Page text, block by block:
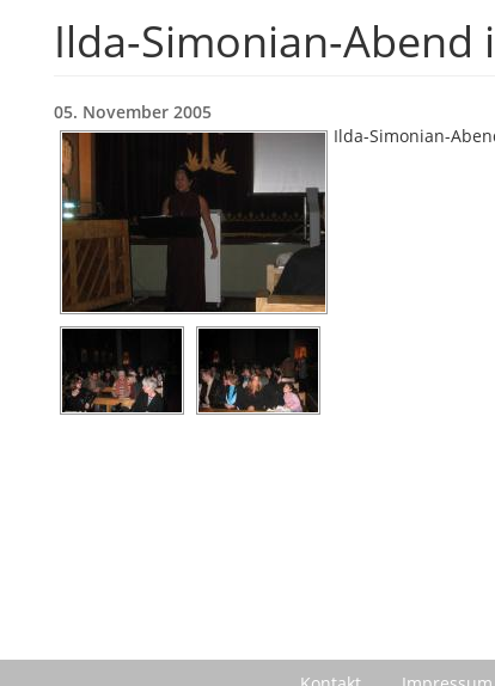
Ilda-Simonian-Abend
05. November 2005
Ilda-Simonian-